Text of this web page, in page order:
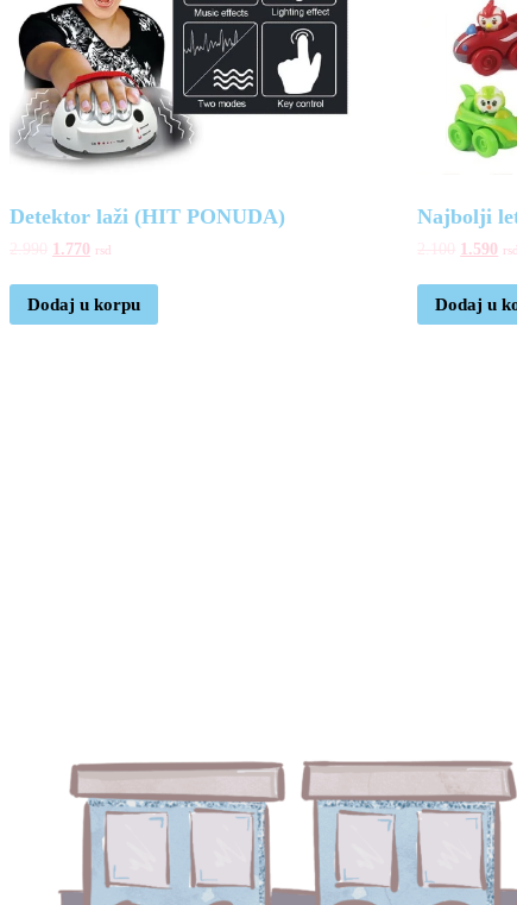
Detektor laži (HIT PONUDA)
1.770 rsd
Dodaj u korpu
Najbolji
1.590 rsd
Dodaj u